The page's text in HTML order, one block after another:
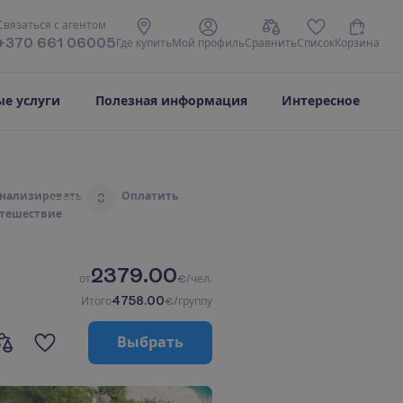
вязаться с агентом
661 06005 Где купить М ой профильСравнитьСписокКорзина
услуги Полезная информация Интересное
ализировать
ешествие
3 Оплатить
от2379.00€/чел.
Итого4758.00€/группу
Выбрать